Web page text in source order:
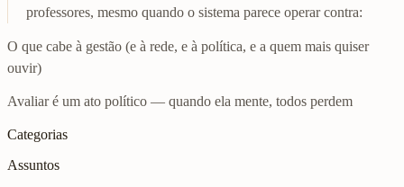
professores, mesmo quando o sistema parece operar contra:
O que cabe à gestão (e à rede, e à política, e a quem mais quiser
ouvir)
Avaliar é um ato político — quando ela mente, todos perdem
Categorias
Assuntos